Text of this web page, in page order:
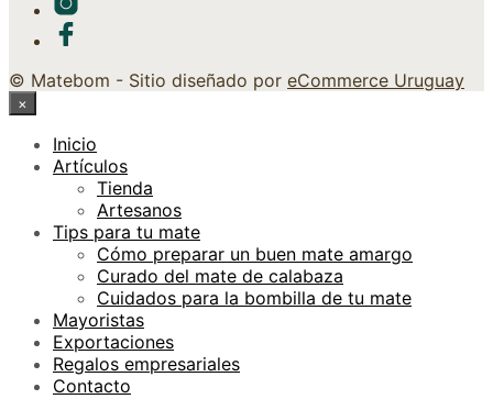
© Matebom - Sitio diseñado por eCommerce Uruguay
×
Inicio
Artículos
Tienda
Artesanos
Tips para tu mate
Cómo preparar un buen mate amargo
Curado del mate de calabaza
Cuidados para la bombilla de tu mate
Mayoristas
Exportaciones
Regalos empresariales
Contacto